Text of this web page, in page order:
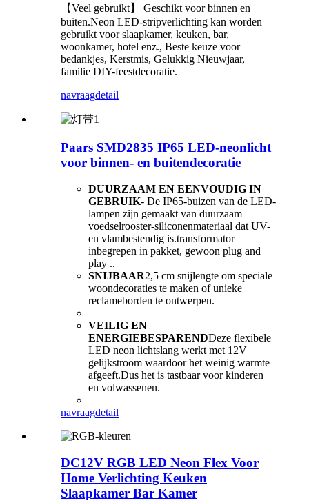
【Veel gebruikt】 Geschikt voor binnen en
buiten.Neon LED-stripverlichting kan worden
gebruikt voor slaapkamer, keuken, bar,
woonkamer, hotel enz., Beste keuze voor
bedankjes, Kerstmis, Gelukkig Nieuwjaar,
familie DIY-feestdecoratie.
navraagdetail
Paars SMD2835 IP65 LED-neonlicht
voor binnen- en buitendecoratie
DUURZAAM EN EENVOUDIG IN
GEBRUIK- De IP65-buizen van de LED-
lampen zijn gemaakt van duurzaam
voedselrooster-siliconenmateriaal dat UV-
en vlambestendig is.transformator
inbegrepen in pakket, gewoon plug and
play ..
SNIJBAAR2,5 cm snijlengte om speciale
woondecoraties te maken of unieke
reclameborden te ontwerpen.
VEILIG EN
ENERGIEBESPARENDDeze flexibele
LED neon lichtslang werkt met 12V
gelijkstroom waardoor het weinig warmte
afgeeft.Dus het is tastbaar voor kinderen
en volwassenen.
navraagdetail
DC12V RGB LED Neon Flex Voor
Home Verlichting Keuken
Slaapkamer Bar Kamer